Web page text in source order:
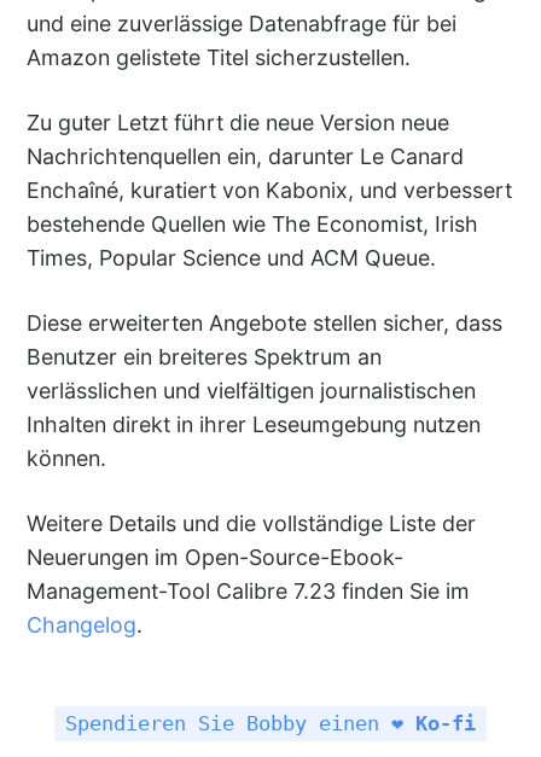
und eine zuverlässige Datenabfrage für bei
Amazon gelistete Titel sicherzustellen.
Zu guter Letzt führt die neue Version neue
Nachrichtenquellen ein, darunter Le Canard
Enchaîné, kuratiert von Kabonix, und verbessert
bestehende Quellen wie The Economist, Irish
Times, Popular Science und ACM Queue.
Diese erweiterten Angebote stellen sicher, dass
Benutzer ein breiteres Spektrum an
verlässlichen und vielfältigen journalistischen
Inhalten direkt in ihrer Leseumgebung nutzen
können.
Weitere Details und die vollständige Liste der
Neuerungen im Open-Source-Ebook-
Management-Tool Calibre 7.23 finden Sie im
Changelog.
Spendieren Sie Bobby einen ❤️ Ko-fi